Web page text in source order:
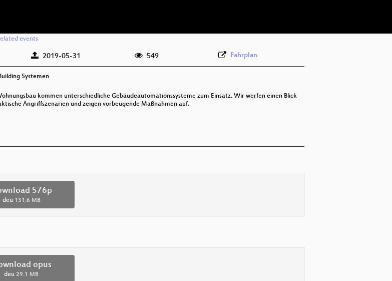
events
2019-05-31 549 Fahrplan
Systemen
kommen unterschiedliche Gebäudeautomationssysteme zum Einsatz. Wir werfen einen Blick
Angriffszenarien und zeigen vorbeugende Maßnahmen auf.
576p
deu 131.6 MB
opus
deu 29.1 MB